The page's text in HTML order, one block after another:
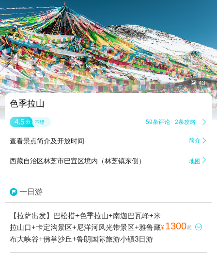
 43
色季拉山
4.5 分 不错 59条评论 2条攻略 
查看景点简介及开放时间 简介 
西藏自治区林芝市巴宜区境内（林芝镇东侧） 地图 
一日游
【拉萨出发】巴松措+色季拉山+南迦巴瓦峰+米
拉山口+卡定沟景区+尼洋河风光带景区+雅鲁藏
布大峡谷+佛掌沙丘+鲁朗国际旅游小镇3日游
¥ 1300起 
